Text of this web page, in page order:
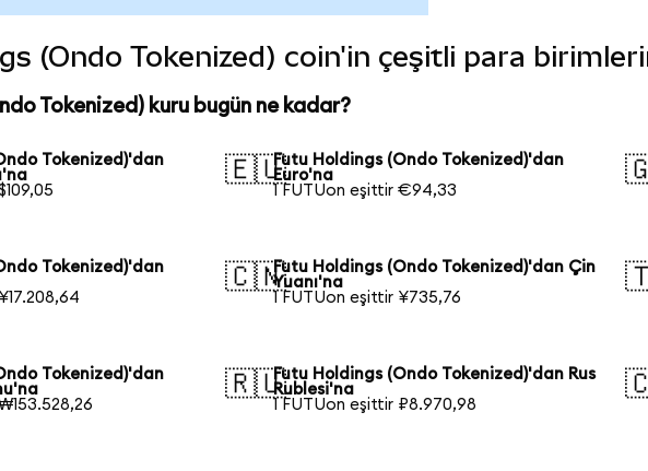
(Ondo Tokenized) coin'in çeşitli para
Tokenized) kuru bugün ne kadar?
Tokenized)'dan
🇪🇺Futu Holdings (Ondo Tokenized)'dan
Euro'na
1 FUTUon eşittir €94,33
Tokenized)'dan
🇨🇳Futu Holdings (Ondo Tokenized)'dan Çin
Yuanı'na
1 FUTUon eşittir ¥735,76
Tokenized)'dan
🇷🇺Futu Holdings (Ondo Tokenized)'dan Rus
Rublesi'na
1 FUTUon eşittir ₽8.970,98